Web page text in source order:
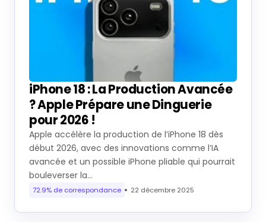
iPhone 18 : La Production Avancée
? Apple Prépare une Dinguerie
pour 2026 !
Apple accélère la production de l’iPhone 18 dès
début 2026, avec des innovations comme l’IA
avancée et un possible iPhone pliable qui pourrait
bouleverser la…
72.9% de correspondance 22 décembre 2025